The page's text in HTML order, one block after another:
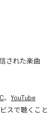
された楽曲
、 YouTube
スで聴くこと